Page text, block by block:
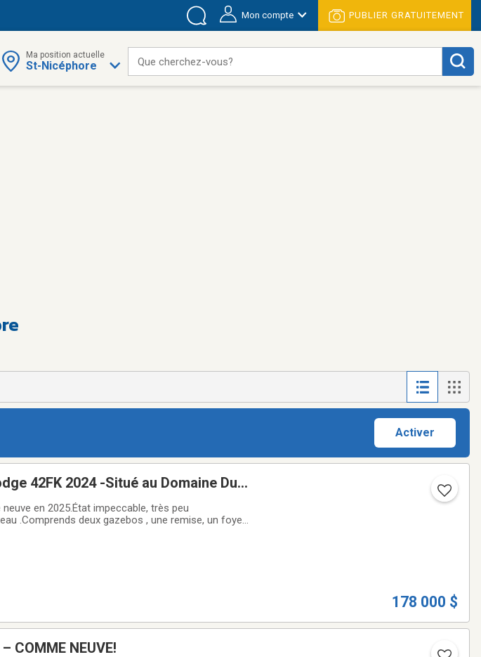
Mon compte PUBLIER GRATUITEMENT
Ma position actuelle
St-Nicéphore Que cherchez-vous?
Activer
42FK 2024 -Situé au Domaine Du
- 2 gazebos -remise-foyer
.Comprends deux gazebos , une remise, un foyer
178 000 $
NEUVE!